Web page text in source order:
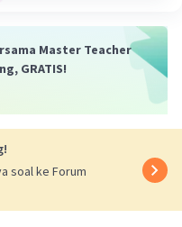
Master Teacher
GRATIS!
soal ke Forum